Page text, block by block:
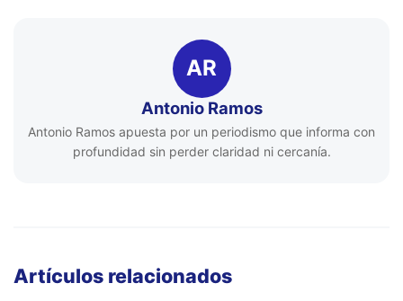
AR
Antonio Ramos
Antonio Ramos apuesta por un periodismo que informa con
profundidad sin perder claridad ni cercanía.
Artículos relacionados